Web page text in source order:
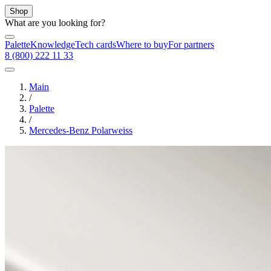
Shop
What are you looking for?
PaletteKnowledgeTech cardsWhere to buyFor partners
8 (800) 222 11 33
Main
/
Palette
/
Mercedes-Benz Polarweiss